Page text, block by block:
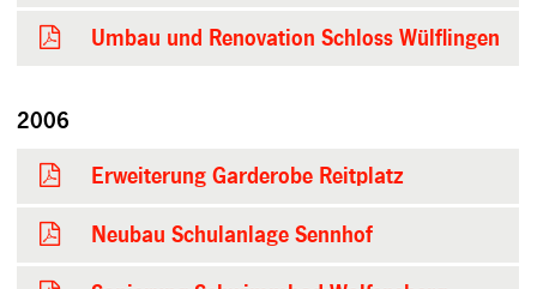
Umbau und Renovation Schloss Wülflingen
2006
Erweiterung Garderobe Reitplatz
Neubau Schulanlage Sennhof